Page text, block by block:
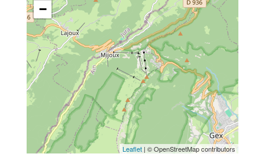
−
Leaflet | © OpenStreetMap contributors